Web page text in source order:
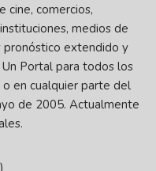
cine, comercios,
medios de
pronóstico extendido y
Portal para todos los
o en cualquier parte del
de 2005. Actualmente